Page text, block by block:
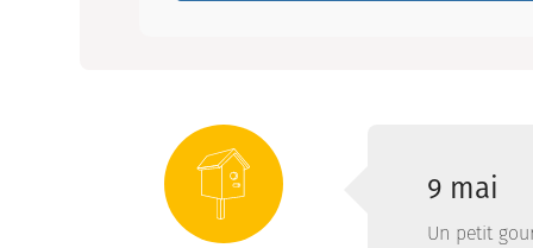
9 mai
Un petit